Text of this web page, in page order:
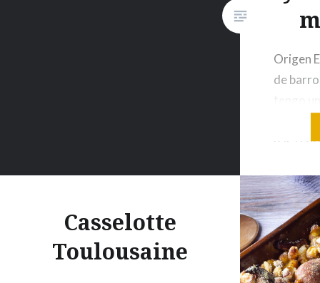
Origen
de
tengo
, pero
para
aun no
original
que es
Casselotte
Toulousaine